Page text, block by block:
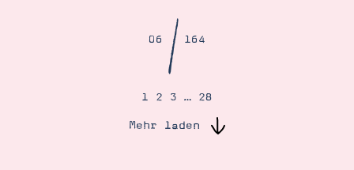
Datenschutz
06/164
1 2 3 … 28
Mehr laden